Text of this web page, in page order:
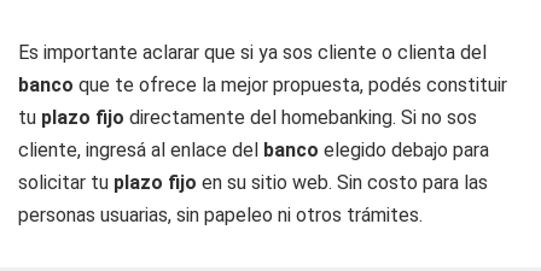
Es importante aclarar que si ya sos cliente o clienta del
banco que te ofrece la mejor propuesta, podés constituir
tu plazo fijo directamente del homebanking. Si no sos
cliente, ingresá al enlace del banco elegido debajo para
solicitar tu plazo fijo en su sitio web. Sin costo para las
personas usuarias, sin papeleo ni otros trámites.